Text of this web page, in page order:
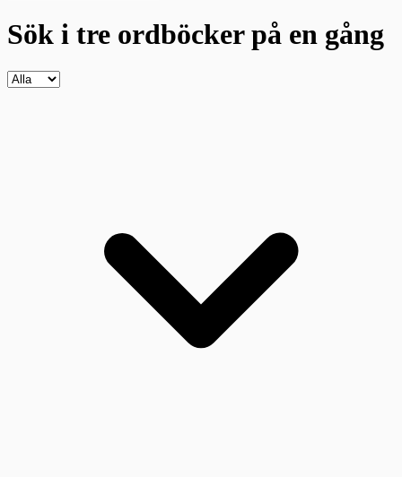
Sök i tre ordböckerpå en gång